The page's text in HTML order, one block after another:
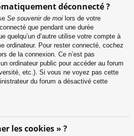
déconnecté ?
Se souvenir de moi lors de votre
que pendant une durée
quelqu’un d’autre utilise votre compte à
ordinateur. Pour rester connecté, cochez
de la connexion. Ce n’est pas
ordinateur public pour accéder au forum
etc.). Si vous ne voyez pas cette
du forum a désactivé cette
les cookies » ?